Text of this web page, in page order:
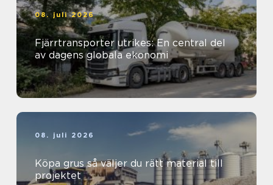
08. juli 2026
Fjärrtransporter utrikes: En central del
av dagens globala ekonomi
08. juli 2026
Köpa grus så väljer du rätt material till
projektet